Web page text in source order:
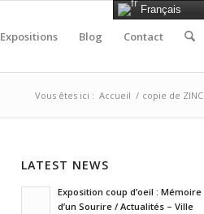
Expositions Blog Contact
Vous êtes ici : Accueil / copie de ZINC
LATEST NEWS
Exposition coup d’oeil : Mémoire
d’un Sourire / Actualités – Ville
Français